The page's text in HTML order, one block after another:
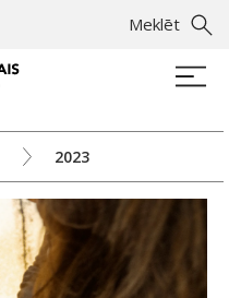
Meklēt
2023